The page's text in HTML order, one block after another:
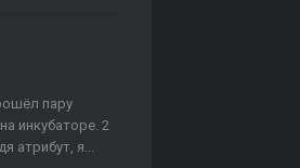
пару
инкубаторе. 2
атрибут, я...